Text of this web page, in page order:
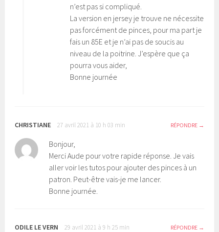
n’est pas si compliqué.
La version en jersey je trouve ne nécessite
pas forcément de pinces, pour ma part je
fais un 85E et je n’ai pas de soucis au
niveau de la poitrine. J’espère que ça
pourra vous aider,
Bonne journée
CHRISTIANE 27 avril 2021 à 10 h 03 min RÉPONDRE
Bonjour,
Merci Aude pour votre rapide réponse. Je vais
aller voir les tutos pour ajouter des pinces à un
patron. Peut-être vais-je me lancer.
Bonne journée.
ODILE LE VERN 29 avril 2021 à 9 h 25 min RÉPONDRE